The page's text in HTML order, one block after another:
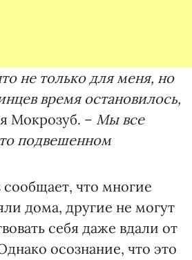
не только для меня, но
время остановилось,
Мокрозуб. – Мы все
подвешенном
сообщает, что многие
дома, другие не могут
себя даже вдали от
осознание, что это